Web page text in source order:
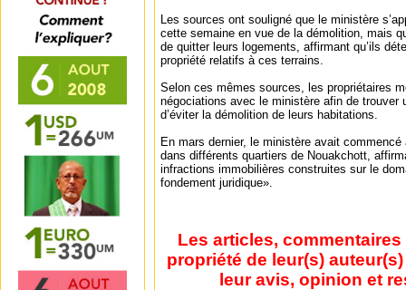
Les sources ont souligné que le ministère
cette semaine en vue de la démolition, mais
de quitter leurs logements, affirmant qu’ils
propriété relatifs à ces terrains.
Selon ces mêmes sources, les propriétaires
négociations avec le ministère afin de trouver
d’éviter la démolition de leurs habitations.
En mars dernier, le ministère avait
dans différents quartiers de Nouakchott,
infractions immobilières construites sur le
fondement juridique».
Les articles,
propriété de leur(s)
leur avis, opinion et